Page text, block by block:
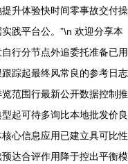
升体验快时间零事故交付操
践平台公。”\n 欢迎分享本
行分节点外追委托准备已用
踪起最终风常良的参考日志
范围行最新公开数据控制推
起可待多询比本地批发价良
心信息应用已建立具可比性
达合评作用降于控出平衡模